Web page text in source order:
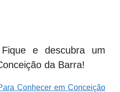
e descubra um
da Barra!
Conhecer em Conceição